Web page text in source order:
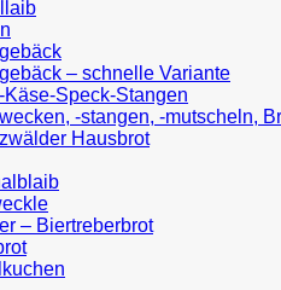
– schnelle Variante
Käse-Speck-Stangen
-stangen, -mutscheln,
Hausbrot
– Biertreberbrot